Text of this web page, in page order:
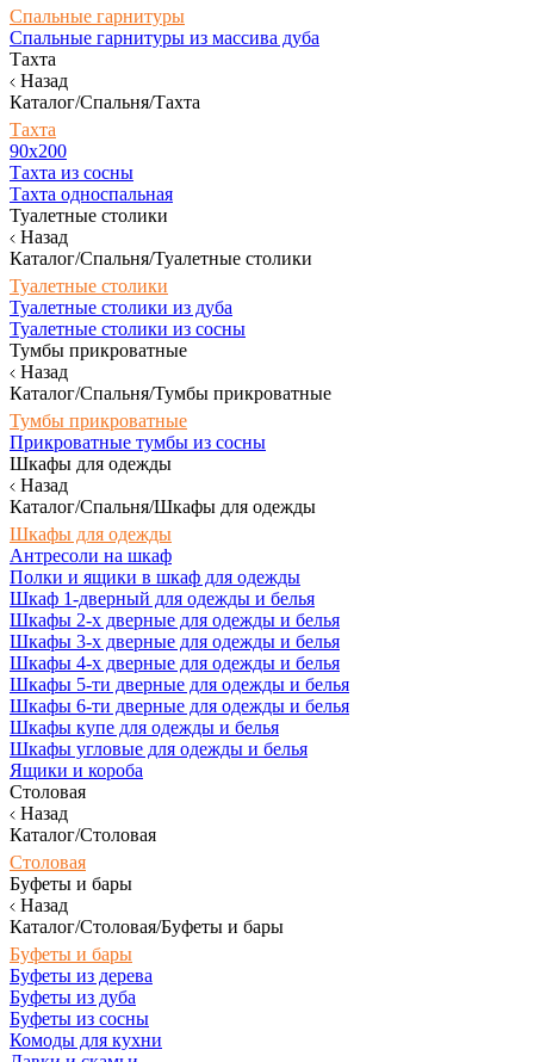
Спальные гарнитуры
Спальные гарнитуры из массива дуба
Тахта
Назад
Каталог/Спальня/Тахта
Тахта
90х200
Тахта из сосны
Тахта односпальная
Туалетные столики
Назад
Каталог/Спальня/Туалетные столики
Туалетные столики
Туалетные столики из дуба
Туалетные столики из сосны
Тумбы прикроватные
Назад
Каталог/Спальня/Тумбы прикроватные
Тумбы прикроватные
Прикроватные тумбы из сосны
Шкафы для одежды
Назад
Каталог/Спальня/Шкафы для одежды
Шкафы для одежды
Антресоли на шкаф
Полки и ящики в шкаф для одежды
Шкаф 1-дверный для одежды и белья
Шкафы 2-х дверные для одежды и белья
Шкафы 3-х дверные для одежды и белья
Шкафы 4-х дверные для одежды и белья
Шкафы 5-ти дверные для одежды и белья
Шкафы 6-ти дверные для одежды и белья
Шкафы купе для одежды и белья
Шкафы угловые для одежды и белья
Ящики и короба
Столовая
Назад
Каталог/Столовая
Столовая
Буфеты и бары
Назад
Каталог/Столовая/Буфеты и бары
Буфеты и бары
Буфеты из дерева
Буфеты из дуба
Буфеты из сосны
Комоды для кухни